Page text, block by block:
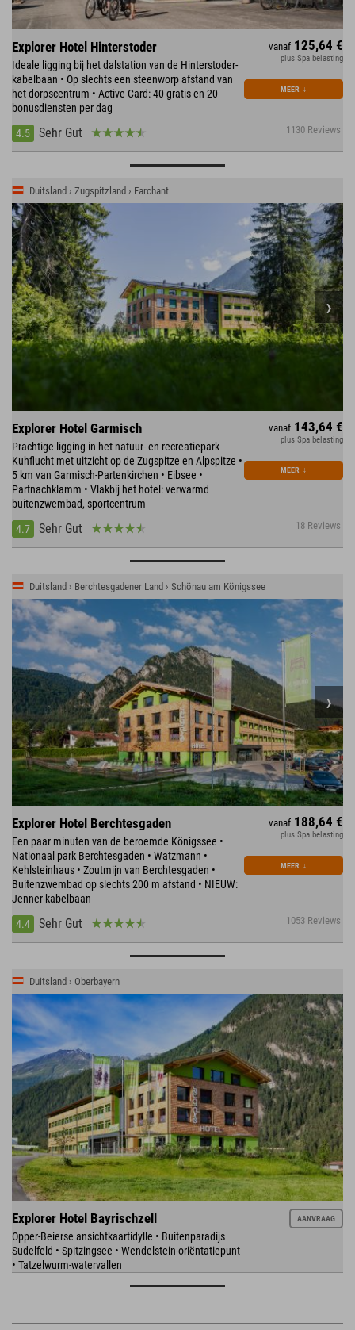
Explorer Hotel Hinterstoder
Ideale ligging bij het dalstation van de Hinterstoder-
kabelbaan • Op slechts een steenworp afstand van
het dorpscentrum • Active Card: 40 gratis en 20
bonusdiensten per dag
4.5
Sehr Gut 1130 Reviews
vanaf 125,64 €
plus Spa belasting
MEER ↓
Duitsland › Zugspitzland › Farchant
Explorer Hotel Garmisch
Prachtige ligging in het natuur- en recreatiepark
Kuhflucht met uitzicht op de Zugspitze en Alpspitze •
5 km van Garmisch-Partenkirchen • Eibsee •
Partnachklamm • Vlakbij het hotel: verwarmd
buitenzwembad, sportcentrum
4.7
Sehr Gut 18 Reviews
vanaf 143,64 €
plus Spa belasting
MEER ↓
Duitsland › Berchtesgadener Land › Schönau am Königssee
Explorer Hotel Berchtesgaden
Een paar minuten van de beroemde Königssee •
Nationaal park Berchtesgaden • Watzmann •
Kehlsteinhaus • Zoutmijn van Berchtesgaden •
Buitenzwembad op slechts 200 m afstand • NIEUW:
Jenner-kabelbaan
4.4
Sehr Gut 1053 Reviews
vanaf 188,64 €
plus Spa belasting
MEER ↓
Duitsland › Oberbayern
Explorer Hotel Bayrischzell
Opper-Beierse ansichtkaartidylle • Buitenparadijs
Sudelfeld • Spitzingsee • Wendelstein-oriëntatiepunt
• Tatzelwurm-watervallen
AANVRAAG